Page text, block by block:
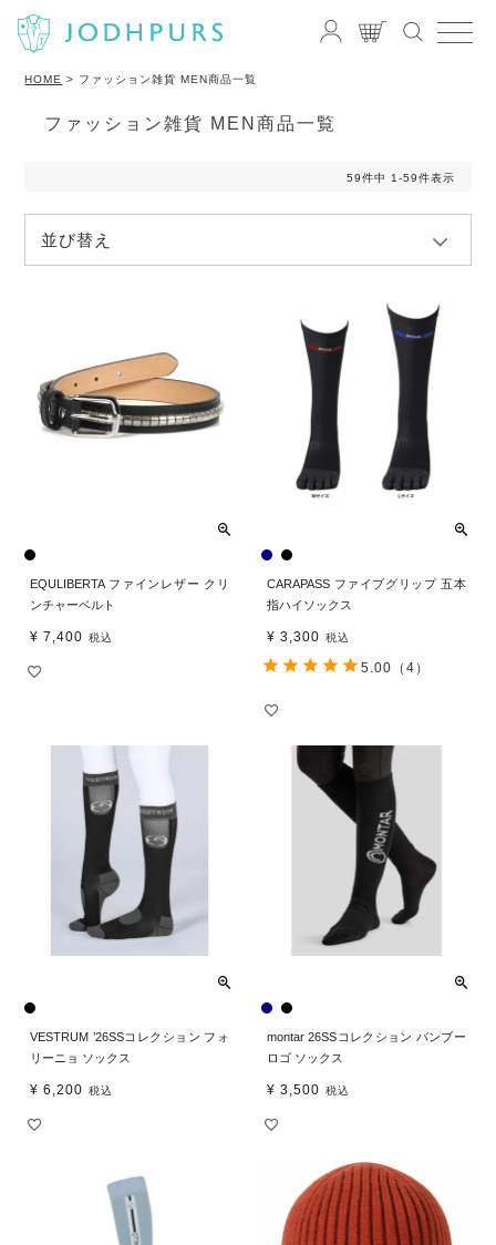
HOME ファッション雑貨 MEN商品一覧
ファッション雑貨 MEN商品一覧
並び替え
59件中 1 -59件表示
EQULIBERTA ファインレザー クリ
ンチャーベルト
¥ 7,400 税込
CARAPASS ファイブグリップ 五本
指ハイソックス
¥ 3,300 税込
5.00 （4）
VESTRUM ’26SSコレクション フォ
リーニョ ソックス
¥ 6,200 税込
montar 26SSコレクション バンブー
ロゴ ソックス
¥ 3,500 税込